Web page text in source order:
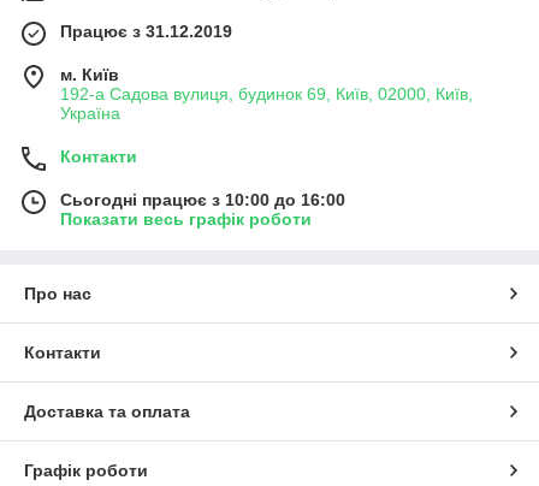
Працює з 31.12.2019
м. Київ
192-а Садова вулиця, будинок 69, Київ, 02000, Київ,
Україна
Контакти
Сьогодні працює з 10:00 до 16:00
Показати весь графік роботи
Про нас
Контакти
Доставка та оплата
Графік роботи